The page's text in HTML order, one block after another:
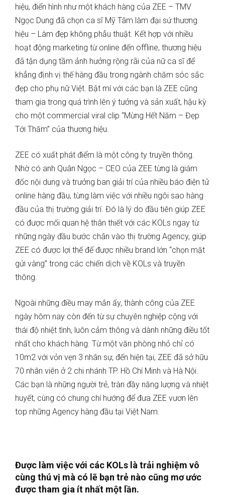
hiệu, điển hình như một khách hàng của ZEE – TMV
Ngọc Dung đã chọn ca sĩ Mỹ Tâm làm đại sứ thương
hiệu – Làm đẹp không phẫu thuật. Kết hợp với nhiều
hoạt động marketing từ online đến offline, thương hiệu
đã tận dụng tầm ảnh hưởng rộng rãi của nữ ca sĩ để
khẳng định vị thế hàng đầu trong ngành chăm sóc sắc
đẹp cho phụ nữ Việt. Bật mí với các bạn là ZEE cũng
tham gia trong quá trình lên ý tưởng và sản xuất, hậu kỳ
cho một commercial viral clip “Mừng Hết Năm – Đẹp
Tới Thăm” của thương hiệu.
ZEE có xuất phát điểm là một công ty truyền thông.
Nhờ có anh Quân Ngọc – CEO của ZEE từng là giám
đốc nội dung và trưởng ban giải trí của nhiều báo điện tử
online hàng đầu, từng làm việc với nhiều ngôi sao hàng
đầu của thị trường giải trí. Đó là lý do đầu tiên giúp ZEE
có được mối quan hệ thân thiết với các KOLs ngay từ
những ngày đầu bước chân vào thị trường Agency, giúp
ZEE có được lợi thế để được nhiều brand lớn “chọn mặt
gửi vàng” trong các chiến dịch về KOLs và truyền
thông.
Ngoài những điều may mắn ấy, thành công của ZEE
ngày hôm nay còn đến từ sự chuyên nghiệp cộng với
thái độ nhiệt tình, luôn cảm thông và dành những điều tốt
nhất cho khách hàng. Từ một văn phòng nhỏ chỉ có
10m2 với vỏn vẹn 3 nhân sự, đến hiện tại, ZEE đã sở hữu
70 nhân viên ở 2 chi nhánh TP. Hồ Chí Minh và Hà Nội.
Các bạn là những người trẻ, tràn đầy năng lượng và nhiệt
huyết, cùng có chung chí hướng để đưa ZEE vươn lên
top những Agency hàng đầu tại Việt Nam.
Được làm việc với các KOLs là trải nghiệm vô
cùng thú vị mà có lẽ bạn trẻ nào cũng mơ ước
được tham gia ít nhất một lần.